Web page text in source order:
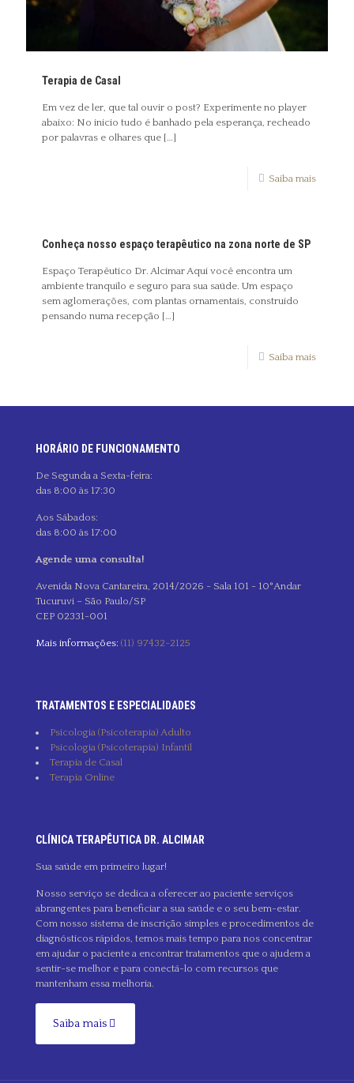
Terapia de Casal
Em vez de ler, que tal ouvir o post? Experimente no player
abaixo: No inicio tudo é banhado pela esperança, recheado
por palavras e olhares que […]
Saiba mais
Conheça nosso espaço terapêutico na zona norte de SP
Espaço Terapêutico Dr. Alcimar Aqui você encontra um
ambiente tranquilo e seguro para sua saúde. Um espaço
sem aglomerações, com plantas ornamentais, construído
pensando numa recepção […]
Saiba mais
HORÁRIO DE FUNCIONAMENTO
De Segunda a Sexta-feira:
das 8:00 às 17:30
Aos Sábados:
das 8:00 às 17:00
Agende uma consulta!
Avenida Nova Cantareira, 2014/2026 - Sala 101 - 10°Andar
Tucuruvi – São Paulo/SP
CEP 02331-001
Mais informações: (11) 97432-2125
TRATAMENTOS E ESPECIALIDADES
Psicologia (Psicoterapia) Adulto
Psicologia (Psicoterapia) Infantil
Terapia de Casal
Terapia Online
CLÍNICA TERAPÊUTICA DR. ALCIMAR
Sua saúde em primeiro lugar!
Nosso serviço se dedica a oferecer ao paciente serviços
abrangentes para beneficiar a sua saúde e o seu bem-estar.
Com nosso sistema de inscrição simples e procedimentos de
diagnósticos rápidos, temos mais tempo para nos concentrar
em ajudar o paciente a encontrar tratamentos que o ajudem a
sentir-se melhor e para conectá-lo com recursos que
mantenham essa melhoria.
Saiba mais